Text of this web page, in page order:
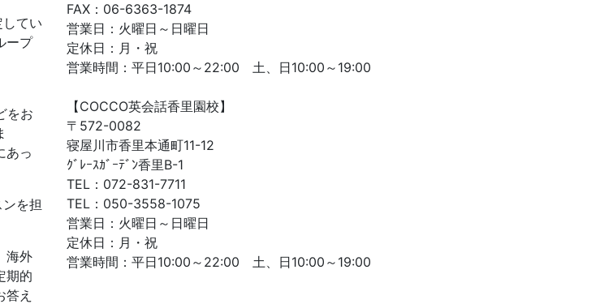
てい
ープ
をお
あっ
を担
海外
期的
え
FAX：06-6363-1874
営業日：火曜日～日曜日
定休日：月・祝
営業時間：平日10:00～22:00 土、日10:00～19:00
【COCCO英会話香里園校】
〒572-0082
寝屋川市香里本通町11-12
ｸﾞﾚｰｽｶﾞｰﾃﾞﾝ香里B-1
TEL：072-831-7711
TEL：050-3558-1075
営業日：火曜日～日曜日
定休日：月・祝
営業時間：平日10:00～22:00 土、日10:00～19:00